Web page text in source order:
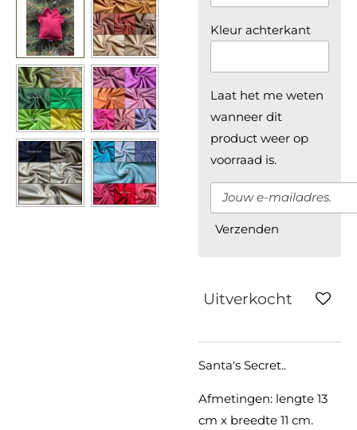
Kleur achterkant
Laat het me weten
wanneer dit
product weer op
voorraad is.
Verzenden
Uitverkocht
Santa's Secret..
Afmetingen: lengte 13
cm x breedte 11 cm.